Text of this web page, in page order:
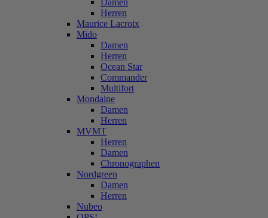
Damen
Herren
Maurice Lacroix
Mido
Damen
Herren
Ocean Star
Commander
Multifort
Mondaine
Damen
Herren
MVMT
Herren
Damen
Chronographen
Nordgreen
Damen
Herren
Nubeo